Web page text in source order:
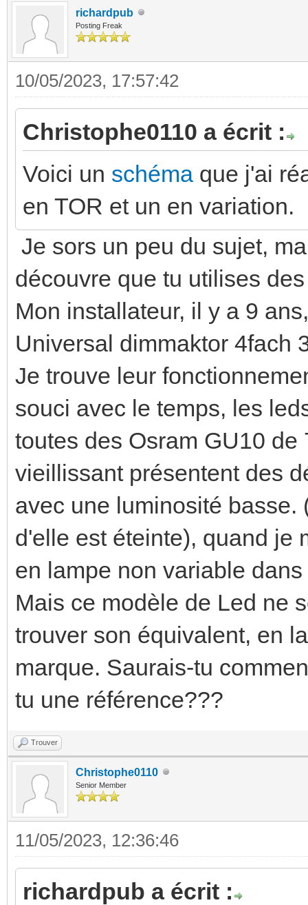
richardpub
Posting Freak
10/05/2023, 17:57:42
Christophe0110 a écrit :
Voici un schéma que j'ai
en TOR et un en variation.
Je sors un peu du sujet,
découvre que tu utilises
Mon installateur, il y a 9
Universal dimmaktor 4fach
Je trouve leur
souci avec le temps, les
toutes des Osram GU10
vieillissant présentent des
avec une luminosité
d'elle est éteinte), quand je
en lampe non variable
Mais ce modèle de Led ne
trouver son équivalent, en
marque. Saurais-tu
tu une référence???
Trouver
Christophe0110
Senior Member
11/05/2023, 12:36:46
richardpub a écrit :